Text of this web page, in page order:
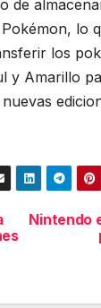
de
lo
los
y Amarillo
Nintendo